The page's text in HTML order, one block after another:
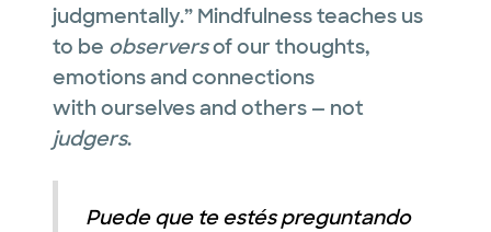
judgmentally.” Mindfulness teaches us
to be observersof our thoughts,
emotions and connections
with ourselves and others — not
judgers.
Puede que te estés preguntando